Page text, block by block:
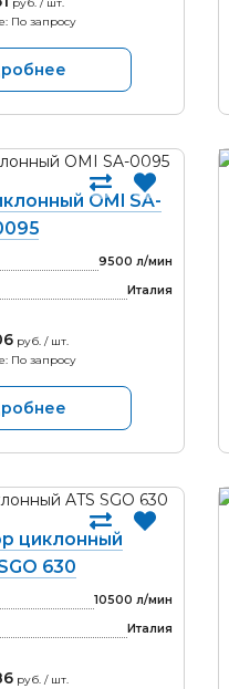
По запросу
OMI SA-
9500 л/мин
Италия
руб. / шт.
По запросу
циклонный
630
10500 л/мин
Италия
руб. / шт.